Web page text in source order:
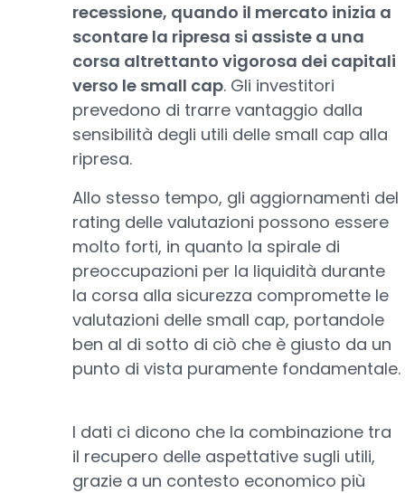
recessione, quando il mercato inizia a
scontare la ripresa si assiste a una
corsa altrettanto vigorosa dei capitali
verso le small cap. Gli investitori
prevedono di trarre vantaggio dalla
sensibilità degli utili delle small cap alla
ripresa.
Allo stesso tempo, gli aggiornamenti del
rating delle valutazioni possono essere
molto forti, in quanto la spirale di
preoccupazioni per la liquidità durante
la corsa alla sicurezza compromette le
valutazioni delle small cap, portandole
ben al di sotto di ciò che è giusto da un
punto di vista puramente fondamentale.
I dati ci dicono che la combinazione tra
il recupero delle aspettative sugli utili,
grazie a un contesto economico più